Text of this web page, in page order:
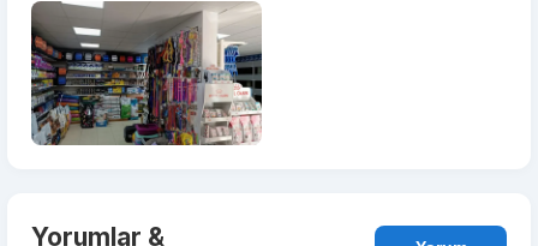
Yorumlar &